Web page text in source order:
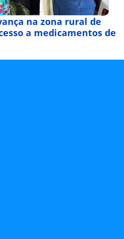
na zona rural de
a medicamentos de